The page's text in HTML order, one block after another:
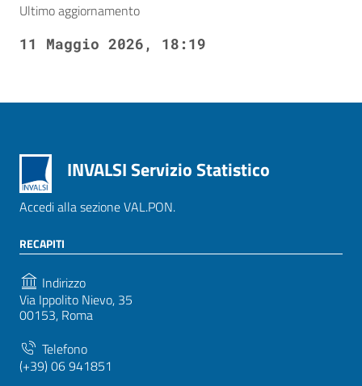
Ultimo aggiornamento
11 Maggio 2026, 18:19
INVALSI Servizio Statistico
Accedi alla sezione VAL.PON.
RECAPITI
Indirizzo
Via Ippolito Nievo, 35
00153, Roma
Telefono
(+39) 06 941851